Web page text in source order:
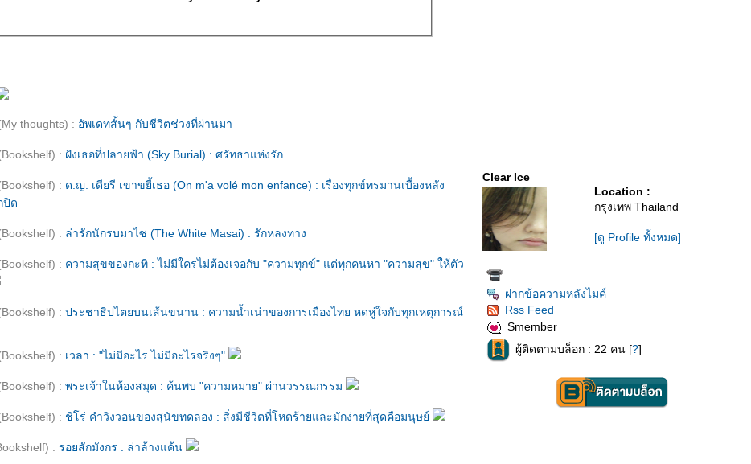
thoughts) : อัพเดทสั้นๆ กับชีวิตช่วงที่ผ่านมา
: ฝังเธอที่ปลายฟ้า (Sky Burial) : ศรัทธาแห่งรัก
: ด.ญ. เดียรี เขาขยี้เธอ (On m'a volé mon enfance) : เรื่องทุกข์ทรมานเบื้องหลัง
ปิด
: ล่ารักนักรบมาไซ (The White Masai) : รักหลงทาง
: ความสุขของกะทิ : ไม่มีใครไม่ต้องเจอกับ "ความทุกข์" แต่ทุกคนหา "ความสุข" ให้ตัว
: ประชาธิปไตยบนเส้นขนาน : ความน้ำเน่าของการเมืองไทย หดหู่ใจกับทุกเหตุการณ์
: เวลา : "ไม่มีอะไร ไม่มีอะไรจริงๆ"
: พระเจ้าในห้องสมุด : ค้นพบ "ความหมาย" ผ่านวรรณกรรม
: ชิโร่ คำวิงวอนของสุนัขทดลอง : สิ่งมีชีวิตที่โหดร้ายและมักง่ายที่สุดคือมนุษย์
: รอยสักมังกร : ล่าล้างแค้น
Clear Ice
Location :
กรุงเทพ Thailand
[ดู Profile ทั้งหมด]
ฝากข้อความหลังไมค์
Rss Feed
Smember
ผู้ติดตามบล็อก : 22 คน [?]